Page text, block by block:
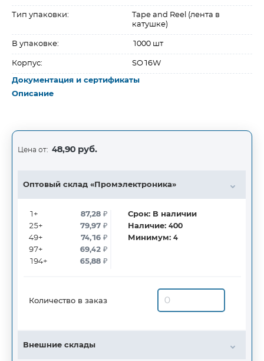
Тип упаковки:
Tape and Reel (лента в
катушке)
В упаковке: 1000 шт
Корпус: SO16W
Документация и сертификаты
Описание
Цена от: 48,90 руб.
Оптовый склад «Промэлектроника»
1+
25+
49+
97+
194+
87,28₽
79,97₽
74,16₽
69,42₽
65,88₽
Срок: В наличии
Наличие:400
Минимум:4
Количество в заказ
Внешние склады